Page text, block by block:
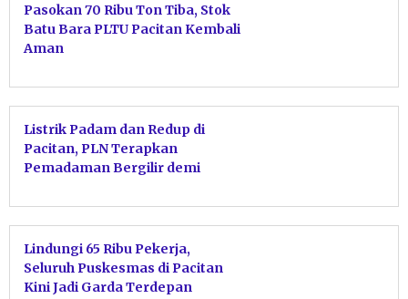
Pasokan 70 Ribu Ton Tiba, Stok
Batu Bara PLTU Pacitan Kembali
Aman
Listrik Padam dan Redup di
Pacitan, PLN Terapkan
Pemadaman Bergilir demi
Lindungi 65 Ribu Pekerja,
Seluruh Puskesmas di Pacitan
Kini Jadi Garda Terdepan